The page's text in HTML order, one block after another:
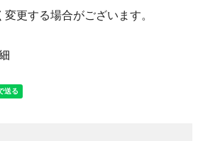
更する場合がございます。